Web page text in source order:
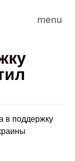
menu
в поддержку